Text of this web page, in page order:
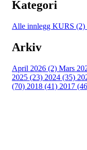
Kategori
Alle innlegg KURS (2)
Arkiv
April 2026 (2) Mars
2025 (23) 2024 (35)
(70) 2018 (41) 2017